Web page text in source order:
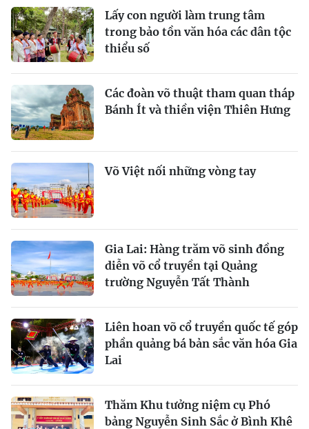
Lấy con người làm trung tâm
trong bảo tồn văn hóa các dân tộc
thiểu số
Các đoàn võ thuật tham quan tháp
Bánh Ít và thiền viện Thiên Hưng
Võ Việt nối những vòng tay
Gia Lai: Hàng trăm võ sinh đồng
diễn võ cổ truyền tại Quảng
trường Nguyễn Tất Thành
Liên hoan võ cổ truyền quốc tế góp
phần quảng bá bản sắc văn hóa Gia
Lai
Thăm Khu tưởng niệm cụ Phó
bảng Nguyễn Sinh Sắc ở Bình Khê